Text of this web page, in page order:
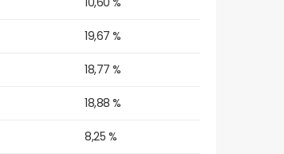
10,60 %
19,67 %
18,77 %
18,88 %
8,25 %